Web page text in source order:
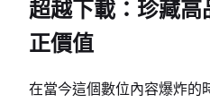
超越下載：珍藏
正價值
在當今這個數位內容爆炸的